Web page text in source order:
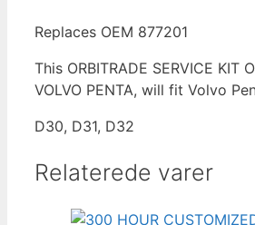
ORB-
antal
Replaces OEM 877201
This ORBITRADE SERVICE KIT
VOLVO PENTA, will fit Volvo
D30, D31, D32
Relaterede varer